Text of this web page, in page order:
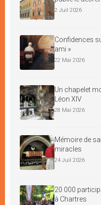
2 Juil 2026
Confidences
ami »
22 Mai 2026
Un chapelet
Léon XIV
28 Mai 2026
Mémoire de
miracles
24 Juil 2026
20 000
à Chartres